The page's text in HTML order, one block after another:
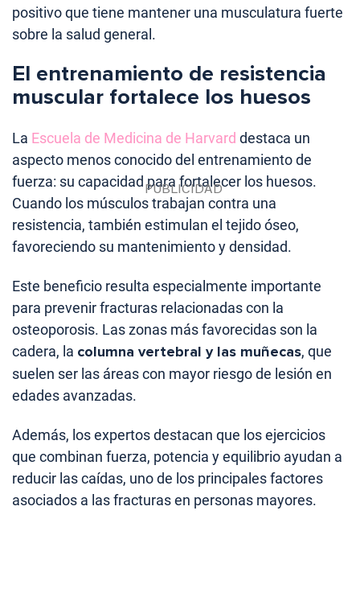
positivo que tiene mantener una musculatura fuerte
sobre la salud general.
El entrenamiento de resistencia
muscular fortalece los huesos
La Escuela de Medicina de Harvard destaca un
aspecto menos conocido del entrenamiento de
fuerza: su capacidad para fortalecer los huesos.
Cuando los músculos trabajan contra una
resistencia, también estimulan el tejido óseo,
favoreciendo su mantenimiento y densidad.
Este beneficio resulta especialmente importante
para prevenir fracturas relacionadas con la
osteoporosis. Las zonas más favorecidas son la
cadera, la columna vertebral y las muñecas, que
suelen ser las áreas con mayor riesgo de lesión en
edades avanzadas.
Además, los expertos destacan que los ejercicios
que combinan fuerza, potencia y equilibrio ayudan a
reducir las caídas, uno de los principales factores
asociados a las fracturas en personas mayores.